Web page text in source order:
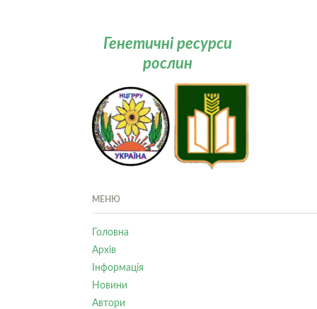
Генетичні ресурси
рослин
МЕНЮ
Головна
Архів
Інформація
Новини
Автори